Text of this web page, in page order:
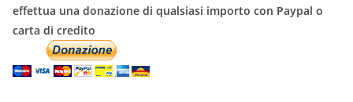
effettua una donazione di qualsiasi importo con Paypal o
carta di credito